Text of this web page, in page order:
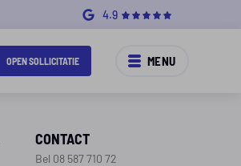
4.9
OPEN SOLLICITATIE MENU
CONTACT
Bel 08 587 710 72